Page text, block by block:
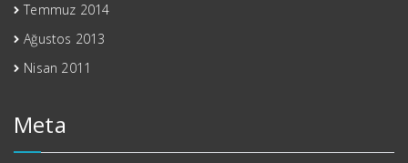
Temmuz 2014
Ağustos 2013
Nisan 2011
Meta